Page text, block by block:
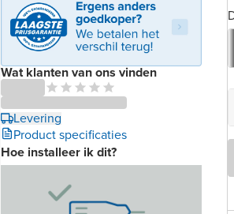
Wat klanten van ons vinden
Levering
Product specificaties
Hoe installeer ik dit?